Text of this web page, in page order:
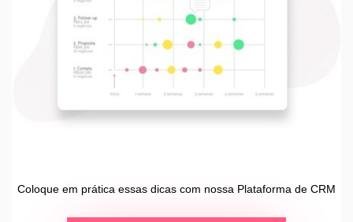
Coloque em prática essas dicas com nossa Plataforma de CRM